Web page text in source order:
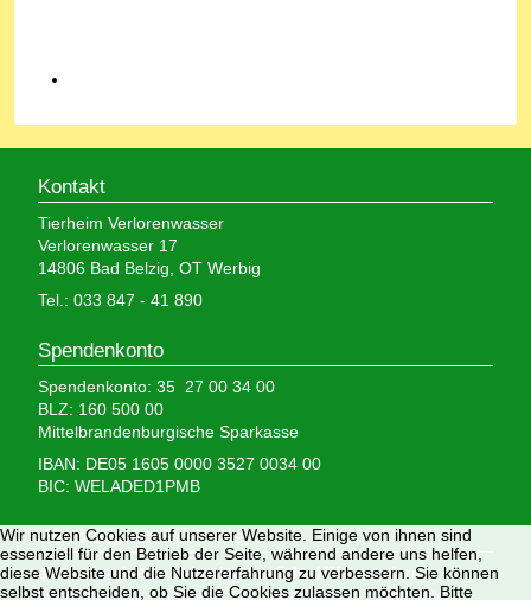
Kontakt
Tierheim Verlorenwasser
Verlorenwasser 17
14806 Bad Belzig, OT Werbig
Tel.: 033 847 - 41 890
Spendenkonto
Spendenkonto: 35 27 00 34 00
BLZ: 160 500 00
Mittelbrandenburgische Sparkasse
IBAN: DE05 1605 0000 3527 0034 00
BIC: WELADED1PMB
Wir brauchen Ihre Hilfe,
denn wir erhalten keinerlei staatliche Hilfe, sondern
finanzieren das Tierheim aus Spenden und Erbschaften.
Wir nutzen Cookies auf unserer Website. Einige von ihnen sind
essenziell für den Betrieb der Seite, während andere uns helfen,
diese Website und die Nutzererfahrung zu verbessern. Sie können
selbst entscheiden, ob Sie die Cookies zulassen möchten. Bitte